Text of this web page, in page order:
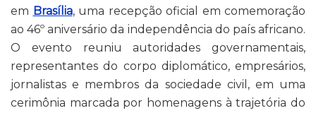
em Brasília, uma recepção oficial em comemoração
ao 46º aniversário da independência do país africano.
O evento reuniu autoridades governamentais,
representantes do corpo diplomático, empresários,
jornalistas e membros da sociedade civil, em uma
cerimônia marcada por homenagens à trajetória do